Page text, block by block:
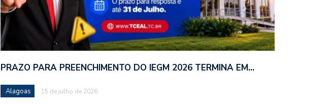
PRAZO PARA PREENCHIMENTO DO IEGM 2026 TERMINA EM…
Alagoas 15 de julho de 2026